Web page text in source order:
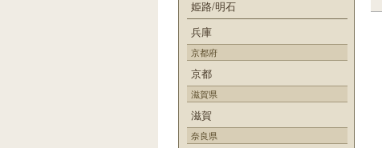
姫路/明石
兵庫
京都府
京都
滋賀県
滋賀
奈良県